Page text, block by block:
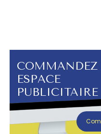
COMMANDEZ
ESPACE
PUBLICITAIRE